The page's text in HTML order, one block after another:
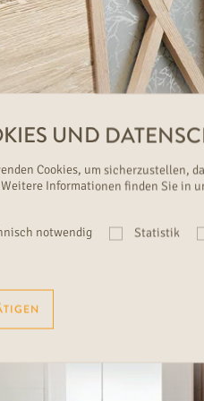
antikweiß mit Glassprossenrahmen
UND
Cookies, um sicherzustellen,
Informationen finden Sie in
notwendig Statistik